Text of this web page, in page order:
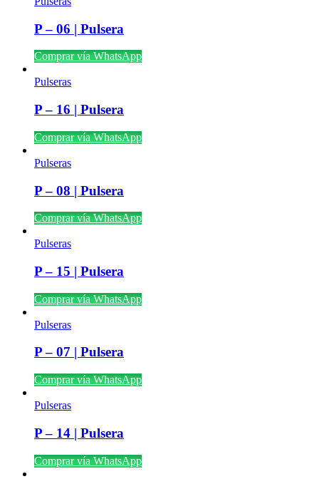
P – 06 | Pulsera
Comprar vía WhatsApp
Pulseras
P – 16 | Pulsera
Comprar vía WhatsApp
Pulseras
P – 08 | Pulsera
Comprar vía WhatsApp
Pulseras
P – 15 | Pulsera
Comprar vía WhatsApp
Pulseras
P – 07 | Pulsera
Comprar vía WhatsApp
Pulseras
P – 14 | Pulsera
Comprar vía WhatsApp